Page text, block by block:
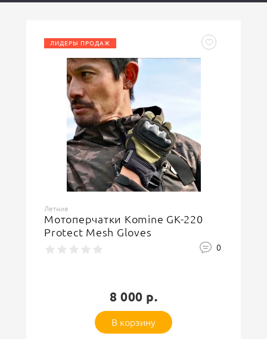
отлично
Защитный код
ЛИДЕРЫ ПРОДАЖ
Летние
Мотоперчатки Komine GK-220
Protect Mesh Gloves
0
8 000 р.
В корзину